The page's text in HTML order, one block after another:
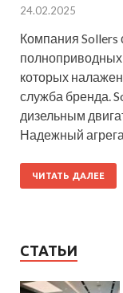
24.02.2025
Компания Sollers
полноприводных
которых
служба бренда.
дизельным
Надежный
ЧИТАТЬ ДАЛЕЕ
СТАТЬИ